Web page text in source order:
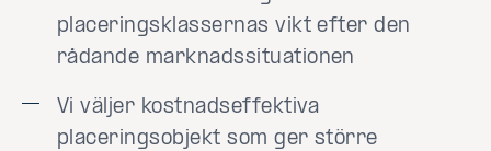
placeringsklassernas vikt efter den
rådande marknadssituationen
Vi väljer kostnadseffektiva
placeringsobjekt som ger större